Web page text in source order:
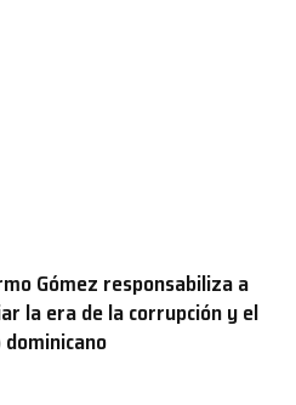
Gómez responsabiliza a
la era de la corrupción y el